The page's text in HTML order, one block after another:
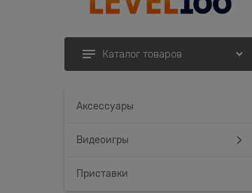
Каталог товаров
Аксессуары
Видеоигры
Приставки